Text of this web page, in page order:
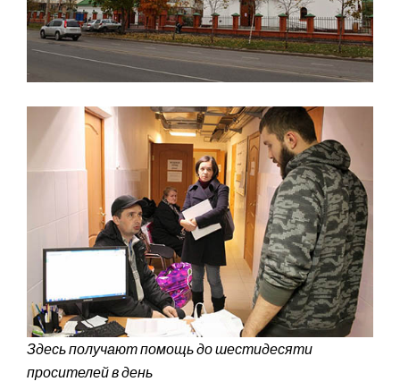
Здесь получают помощь до шестидесяти
просителей в день